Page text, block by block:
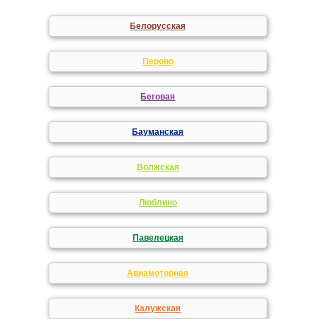
Белорусская
Перово
Беговая
Бауманская
Волжская
Люблино
Павелецкая
Авиамоторная
Калужская